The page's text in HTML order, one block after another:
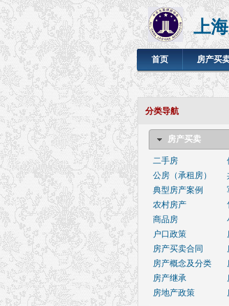
上
首页 房产买
分类导航
房产买卖
二手房
公房（承租房）
典型房产案例
农村房产
商品房
户口政策
房产买卖合同
房产概念及分类
房产继承
房地产政策